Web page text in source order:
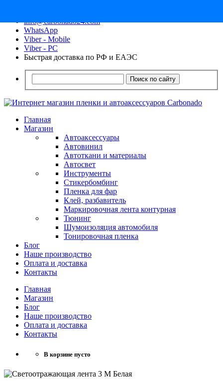
info@carbonado24.com
WhatsApp
Viber - Mobile
Viber - PC
Быстрая доставка по РФ и ЕАЭС
Поиск по сайту
Главная
Магазин
Автоаксессуары
Автовинил
Автоткани и материалы
Автосвет
Инструменты
Стикербомбинг
Пленка для фар
Клей, разбавитель
Маркировочная лента контурная
Тюнинг
Шумоизоляция автомобиля
Тонировочная пленка
Блог
Наше производство
Оплата и доставка
Контакты
Главная
Магазин
Блог
Наше производство
Оплата и доставка
Контакты
В корзине пусто